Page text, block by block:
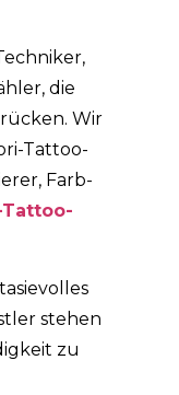
die
Wir
Tattoo-
Farb-
Tattoo-
stehen
zu